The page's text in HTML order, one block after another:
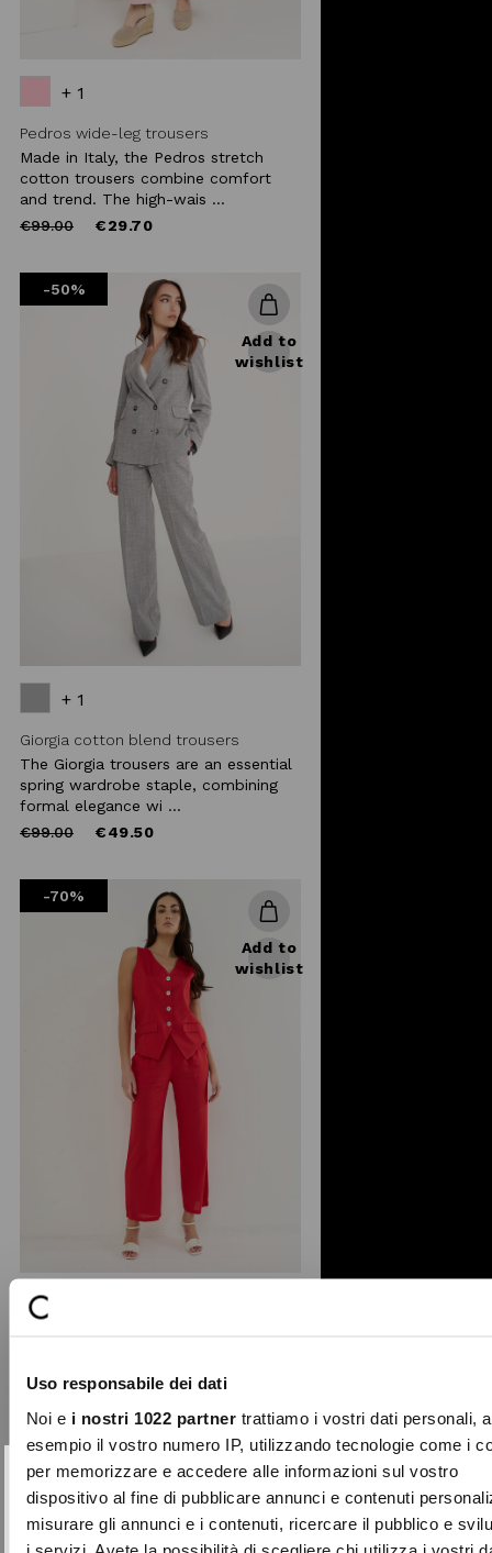
Uso responsabile dei dati
Noi e i nostri 1022 partnertrattiamo i vostri dati personali,
esempio il vostro numero IP, utilizzando tecnologie come i
per memorizzare e accedere alle informazioni sul vostro
dispositivo al fine di pubblicare annunci e contenuti
misurare gli annunci e i contenuti, ricercare il pubblico e
i servizi. Avete la possibilità di scegliere chi utilizza i vostri
+ 1
Pedros wide-leg trousers
Made in Italy, the Pedros stretch
cotton trousers combine comfort
and trend. The high-wais ...
Price
€99.00to €29.70
-50%
Add to
wishlist
+ 1
Giorgia cotton blend trousers
The Giorgia trousers are an essential
spring wardrobe staple, combining
formal elegance wi ...
Price
€99.00to €49.50
-70%
Add to
wishlist
straight-leg trousers with a side
fastening and belt effe ...
reduced
from
€89.00 to €26.70
-50%
Close
SUBSCRIBE TO OUR
NEWSLETTER